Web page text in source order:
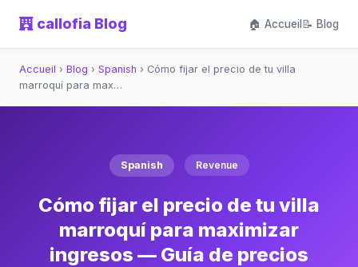
callofia Blog 🏠 Accueil📝 Blog
Accueil › Blog › Spanish › Cómo fijar el precio de tu villa
marroquí para max…
Spanish Revenue
Cómo fijar el precio de tu villa
marroquí para maximizar
ingresos — Guía de precios